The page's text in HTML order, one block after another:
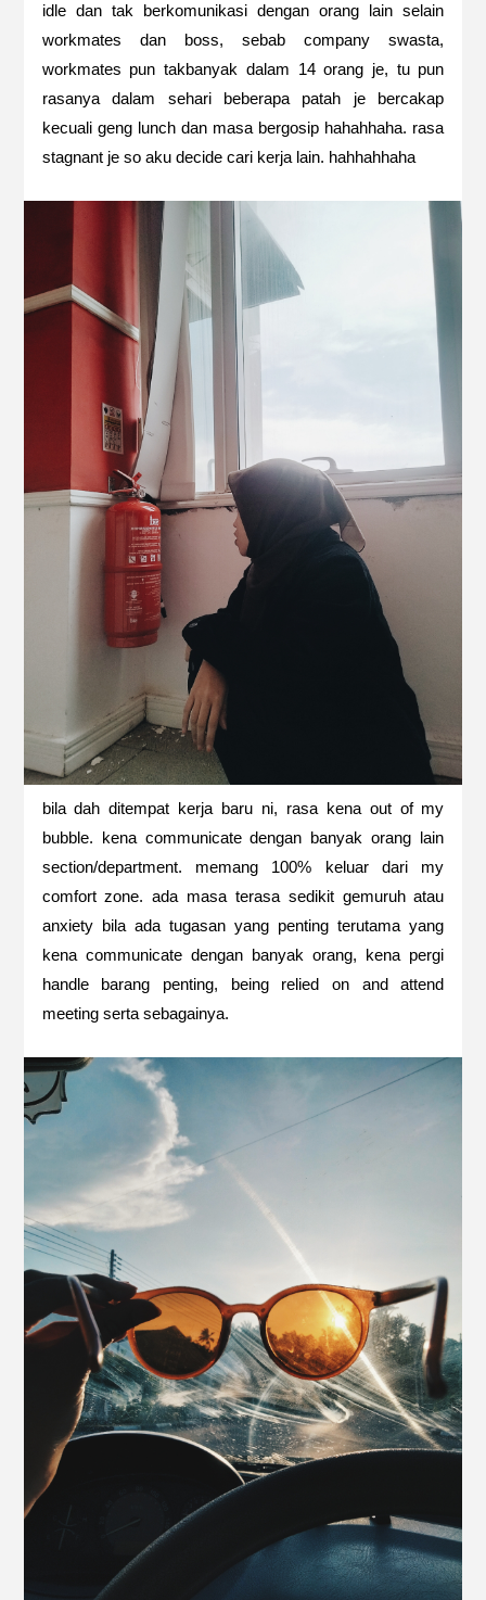
idle dan tak berkomunikasi dengan orang lain selain
workmates dan boss, sebab company swasta,
workmates pun takbanyak dalam 14 orang je, tu pun
rasanya dalam sehari beberapa patah je bercakap
kecuali geng lunch dan masa bergosip hahahhaha. rasa
stagnant je so aku decide cari kerja lain. hahhahhaha
bila dah ditempat kerja baru ni, rasa kena out of my
bubble. kena communicate dengan banyak orang lain
section/department. memang 100% keluar dari my
comfort zone. ada masa terasa sedikit gemuruh atau
anxiety bila ada tugasan yang penting terutama yang
kena communicate dengan banyak orang, kena pergi
handle barang penting, being relied on and attend
meeting serta sebagainya.